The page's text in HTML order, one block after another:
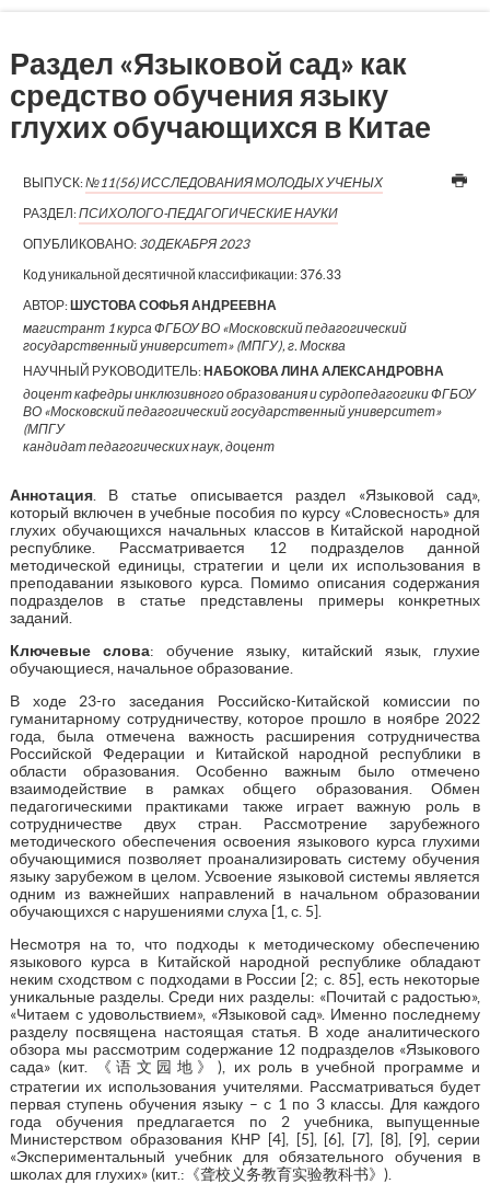
Раздел «Языковой сад» как
средство обучения языку
глухих обучающихся в Китае
ВЫПУСК:№11(56) ИССЛЕДОВАНИЯ МОЛОДЫХ УЧЕНЫХ
РАЗДЕЛ:ПСИХОЛОГО-ПЕДАГОГИЧЕСКИЕ НАУКИ
ОПУБЛИКОВАНО: 30 ДЕКАБРЯ 2023
Код уникальной десятичной классификации: 376.33
АВТОР:ШУСТОВА СОФЬЯ АНДРЕЕВНА
магистрант 1 курса ФГБОУ ВО «Московский педагогический
государственный университет» (МПГУ), г. Москва
НАУЧНЫЙ РУКОВОДИТЕЛЬ:НАБОКОВА ЛИНА АЛЕКСАНДРОВНА
доцент кафедры инклюзивного образования и сурдопедагогики ФГБОУ
ВО «Московский педагогический государственный университет»
(МПГУ
кандидат педагогических наук, доцент
Аннотация. В статье описывается раздел «Языковой сад»,
который включен в учебные пособия по курсу «Словесность» для
глухих обучающихся начальных классов в Китайской народной
республике. Рассматривается 12 подразделов данной
методической единицы, стратегии и цели их использования в
преподавании языкового курса. Помимо описания содержания
подразделов в статье представлены примеры конкретных
заданий.
Ключевые слова: обучение языку, китайский язык, глухие
обучающиеся, начальное образование.
В ходе 23-го заседания Российско-Китайской комиссии по
гуманитарному сотрудничеству, которое прошло в ноябре 2022
года, была отмечена важность расширения сотрудничества
Российской Федерации и Китайской народной республики в
области образования. Особенно важным было отмечено
взаимодействие в рамках общего образования. Обмен
педагогическими практиками также играет важную роль в
сотрудничестве двух стран. Рассмотрение зарубежного
методического обеспечения освоения языкового курса глухими
обучающимися позволяет проанализировать систему обучения
языку зарубежом в целом. Усвоение языковой системы является
одним из важнейших направлений в начальном образовании
обучающихся с нарушениями слуха [1, с. 5].
Несмотря на то, что подходы к методическому обеспечению
языкового курса в Китайской народной республике обладают
неким сходством с подходами в России [2; с. 85], есть некоторые
уникальные разделы. Среди них разделы: «Почитай с радостью»,
«Читаем с удовольствием», «Языковой сад». Именно последнему
разделу посвящена настоящая статья. В ходе аналитического
обзора мы рассмотрим содержание 12 подразделов «Языкового
сада» (кит. 《语文园地》), их роль в учебной программе и
стратегии их использования учителями. Рассматриваться будет
первая ступень обучения языку – с 1 по 3 классы. Для каждого
года обучения предлагается по 2 учебника, выпущенные
Министерством образования КНР [4], [5], [6], [7], [8], [9], серии
«Экспериментальный учебник для обязательного обучения в
школах для глухих» (кит.:《聋校义务教育实验教科书》).